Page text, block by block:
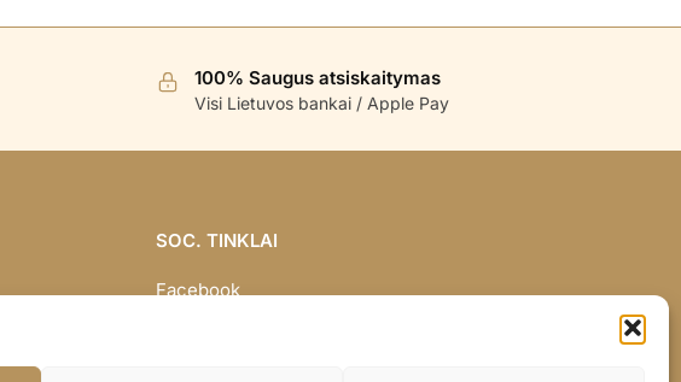
100% Saugus atsiskaitymas
Visi Lietuvos bankai / Apple Pay
SOC. TINKLAI
Facebook